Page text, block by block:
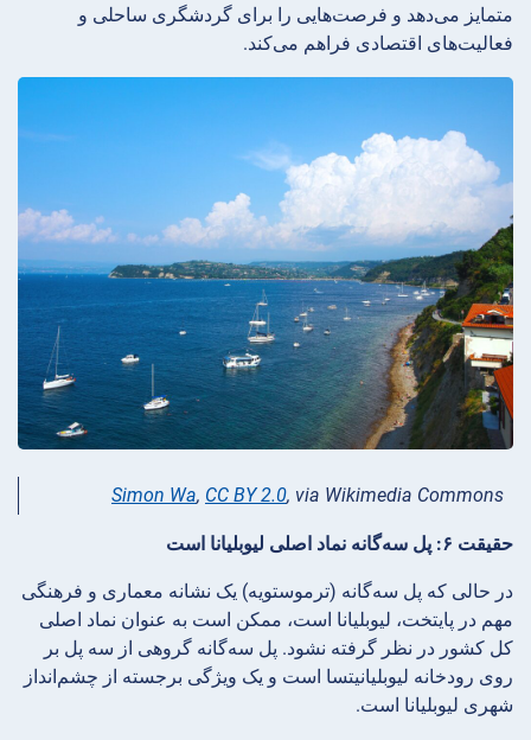
متمایز می‌دهد و فرصت‌هایی را برای گردشگری ساحلی و
فعالیت‌های اقتصادی فراهم می‌کند.
Simon Wa, CC BY 2.0, via Wikimedia Commons
حقیقت ۶: پل سه‌گانه نماد اصلی لیوبلیانا است
در حالی که پل سه‌گانه (ترموستویه) یک نشانه معماری و فرهنگی
مهم در پایتخت، لیوبلیانا است، ممکن است به عنوان نماد اصلی
کل کشور در نظر گرفته نشود. پل سه‌گانه گروهی از سه پل بر
روی رودخانه لیوبلیانیتسا است و یک ویژگی برجسته از چشم‌انداز
شهری لیوبلیانا است.